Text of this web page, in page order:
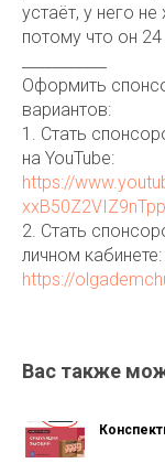
устаёт, у него
потому что он 24
Оформить
вариантов:
1. Стать
на YouTube:
https://
2. Стать
личном кабинете:
https://
Вас также